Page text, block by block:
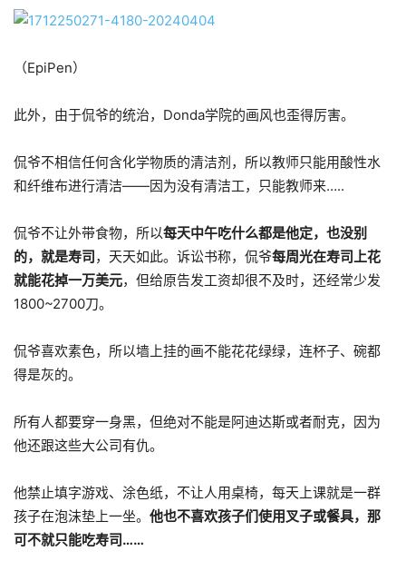
（EpiPen）
此外，由于侃爷的统治，Donda学院的画风也歪得厉害。
侃爷不相信任何含化学物质的清洁剂，所以教师只能用酸性水
和纤维布进行清洁——因为没有清洁工，只能教师来…..
侃爷不让外带食物，所以每天中午吃什么都是他定，也没别
的，就是寿司，天天如此。诉讼书称，侃爷每周光在寿司上花
就能花掉一万美元，但给原告发工资却很不及时，还经常少发
1800~2700刀。
侃爷喜欢素色，所以墙上挂的画不能花花绿绿，连杯子、碗都
得是灰的。
所有人都要穿一身黑，但绝对不能是阿迪达斯或者耐克，因为
他还跟这些大公司有仇。
他禁止填字游戏、涂色纸，不让人用桌椅，每天上课就是一群
孩子在泡沫垫上一坐。 他也不喜欢孩子们使用叉子或餐具，那
可不就只能吃寿司……